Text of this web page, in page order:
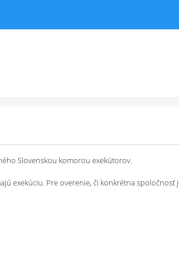
Slovenskou komorou exekútorov.
exekúciu. Pre overenie, či konkrétna